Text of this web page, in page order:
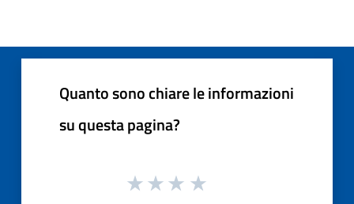
Quanto sono chiare le informazioni
su questa pagina?